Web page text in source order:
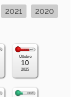
2021
2020
Ottobre
10
2025